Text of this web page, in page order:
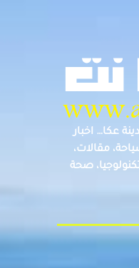
عكا… اخبار
مقالات،
صحة